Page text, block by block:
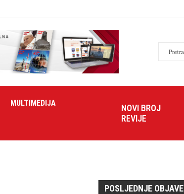
MULTIMEDIJA
NOVI BROJ
REVIJE
POSLJEDNJE OBJAVE